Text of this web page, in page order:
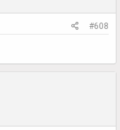
#608